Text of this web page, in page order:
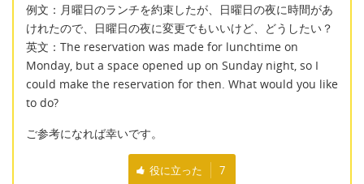
例文：月曜日のランチを約束したが、日曜日の夜に時間があ
けれたので、日曜日の夜に変更でもいいけど、どうしたい？
英文：The reservation was made for lunchtime on
Monday, but a space opened up on Sunday night, so I
could make the reservation for then. What would you like
to do?
ご参考になれば幸いです。
役に立った 7